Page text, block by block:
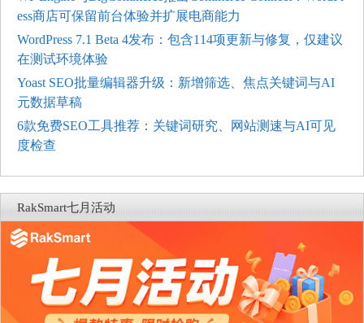
ess商店可保留前台体验并扩展电商能力
WordPress 7.1 Beta 4发布：包含114项更新与修复，仅建议
在测试环境体验
Yoast SEO批量编辑器升级：新增筛选、焦点关键词与AI
元数据草稿
6款免费SEO工具推荐：关键词研究、网站测速与AI可见
度检查
RakSmart七月活动